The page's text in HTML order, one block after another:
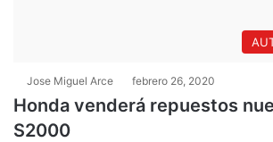
Jose Miguel Arce febrero 26, 2020
Honda venderá repuestos
S2000